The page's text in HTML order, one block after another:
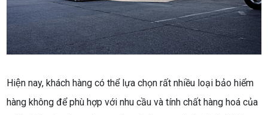
Hiện nay, khách hàng có thể lựa chọn rất nhiều loại bảo hiểm
hàng không để phù hợp với nhu cầu và tính chất hàng hoá của